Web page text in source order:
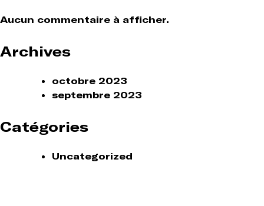
Aucun commentaire à afficher.
Archives
octobre 2023
septembre 2023
Catégories
Uncategorized